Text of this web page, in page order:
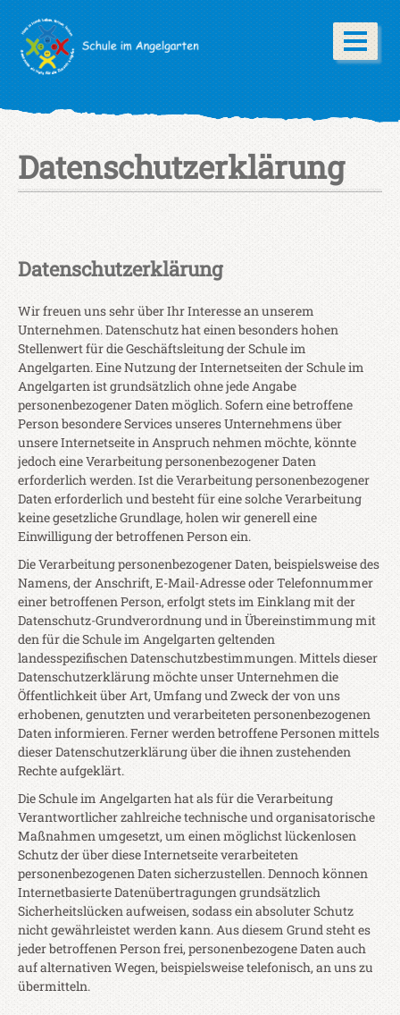
Datenschutzerklärung
Datenschutzerklärung
Wir freuen uns sehr über Ihr Interesse an unserem
Unternehmen. Datenschutz hat einen besonders hohen
Stellenwert für die Geschäftsleitung der Schule im
Angelgarten. Eine Nutzung der Internetseiten der Schule im
Angelgarten ist grundsätzlich ohne jede Angabe
personenbezogener Daten möglich. Sofern eine betroffene
Person besondere Services unseres Unternehmens über
unsere Internetseite in Anspruch nehmen möchte, könnte
jedoch eine Verarbeitung personenbezogener Daten
erforderlich werden. Ist die Verarbeitung personenbezogener
Daten erforderlich und besteht für eine solche Verarbeitung
keine gesetzliche Grundlage, holen wir generell eine
Einwilligung der betroffenen Person ein.
Die Verarbeitung personenbezogener Daten, beispielsweise des
Namens, der Anschrift, E-Mail-Adresse oder Telefonnummer
einer betroffenen Person, erfolgt stets im Einklang mit der
Datenschutz-Grundverordnung und in Übereinstimmung mit
den für die Schule im Angelgarten geltenden
landesspezifischen Datenschutzbestimmungen. Mittels dieser
Datenschutzerklärung möchte unser Unternehmen die
Öffentlichkeit über Art, Umfang und Zweck der von uns
erhobenen, genutzten und verarbeiteten personenbezogenen
Daten informieren. Ferner werden betroffene Personen mittels
dieser Datenschutzerklärung über die ihnen zustehenden
Rechte aufgeklärt.
Die Schule im Angelgarten hat als für die Verarbeitung
Verantwortlicher zahlreiche technische und organisatorische
Maßnahmen umgesetzt, um einen möglichst lückenlosen
Schutz der über diese Internetseite verarbeiteten
personenbezogenen Daten sicherzustellen. Dennoch können
Internetbasierte Datenübertragungen grundsätzlich
Sicherheitslücken aufweisen, sodass ein absoluter Schutz
nicht gewährleistet werden kann. Aus diesem Grund steht es
jeder betroffenen Person frei, personenbezogene Daten auch
auf alternativen Wegen, beispielsweise telefonisch, an uns zu
übermitteln.